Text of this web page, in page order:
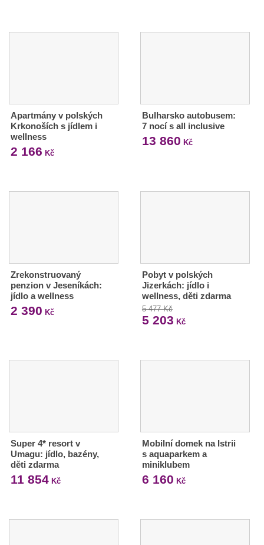
Apartmány v polských
Krkonoších s jídlem i
wellness
2 166 Kč
Bulharsko autobusem:
7 nocí s all inclusive
13 860 Kč
Zrekonstruovaný
penzion v Jeseníkách:
jídlo a wellness
2 390 Kč
Pobyt v polských
Jizerkách: jídlo i
wellness, děti zdarma
5 477 Kč
5 203 Kč
Super 4* resort v
Umagu: jídlo, bazény,
děti zdarma
11 854 Kč
Mobilní domek na Istrii
s aquaparkem a
miniklubem
6 160 Kč